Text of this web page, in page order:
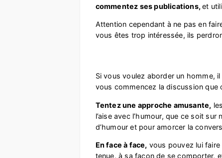
commentez ses publications,et
Attention cependant à ne pas en
vous êtes trop intéressée, ils
Si vous voulez aborder un homme,
vous commencez la discussion que
Tentez une approche amusante,
l’aise avec l’humour, que ce soit
d’humour et pour amorcer la
En face à face, vous pouvez lui
tenue, à sa façon de se comporter,